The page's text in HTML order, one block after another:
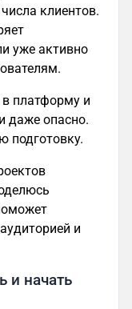
клиентов.
уже активно
в платформу и
даже опасно.
подготовку.
и
и начать